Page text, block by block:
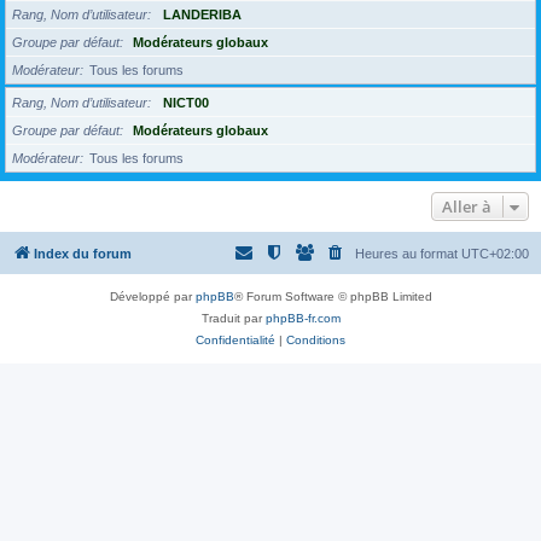
Rang, Nom d’utilisateur
LANDERIBA
Groupe par défaut
Modérateurs globaux
Modérateur
Tous les forums
Rang, Nom d’utilisateur
NICT00
Groupe par défaut
Modérateurs globaux
Modérateur
Tous les forums
Aller à
Index du forum Heures au format UTC+02:00
Développé parphpBB® Forum Software © phpBB Limited
Traduit parphpBB-fr.com
Confidentialité | Conditions